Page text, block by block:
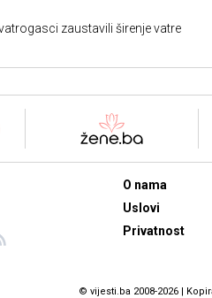
zaustavili širenje vatre
O nama
Uslovi
Privatnost
© vijesti.ba 2008-2026 |